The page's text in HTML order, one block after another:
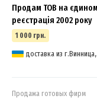
Продам ТОВ на
реєстрація 2002 року
1 000 грн.
доставка из
Продажа готовых фирм